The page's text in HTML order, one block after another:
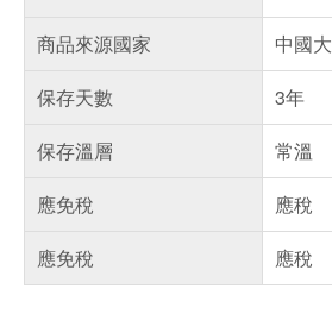
商品來源國家
中國
保存天數
3年
保存溫層
常溫
應免稅
應稅
應免稅
應稅